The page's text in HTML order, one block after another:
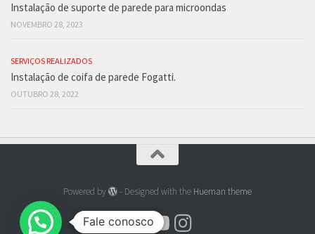
Instalação de suporte de parede para microondas
NOVEMBRO 28, 2023
SERVIÇOS REALIZADOS
Instalação de coifa de parede Fogatti.
OUTUBRO 28, 2022
Powered by - Designed with the Hueman theme
Fale conosco